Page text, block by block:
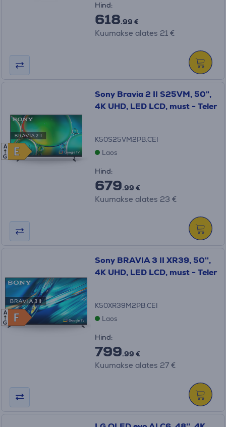
Hind:
618.99 €
Kuumakse alates 21 €
E
E
A
G
Sony Bravia 2 II S25VM, 50",
4K UHD, LED LCD, must - Teler
K50S25VM2PB.CEI
Laos
Hind:
679.99 €
Kuumakse alates 23 €
F
F
A
G
Sony BRAVIA 3 II XR39, 50'',
4K UHD, LED LCD, must - Teler
K50XR39M2PB.CEI
Laos
Hind:
799.99 €
Kuumakse alates 27 €